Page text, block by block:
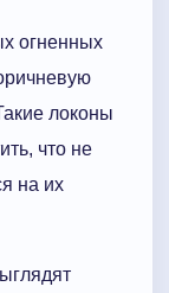
огненных
локоны
что не
на их